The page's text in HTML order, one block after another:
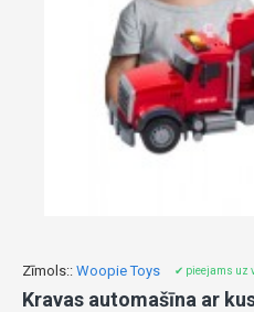
Zīmols:: Woopie Toys ✔ pieejams uz
Kravas automašīna ar